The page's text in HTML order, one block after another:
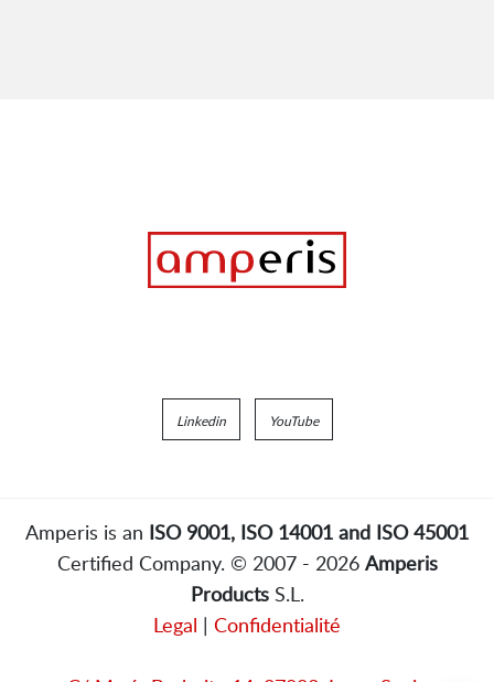
Linkedin YouTube
Amperis is an ISO 9001, ISO 14001 and ISO 45001
Certified Company. © 2007 - 2026 Amperis
ProductsS.L.
Legal | Confidentialité